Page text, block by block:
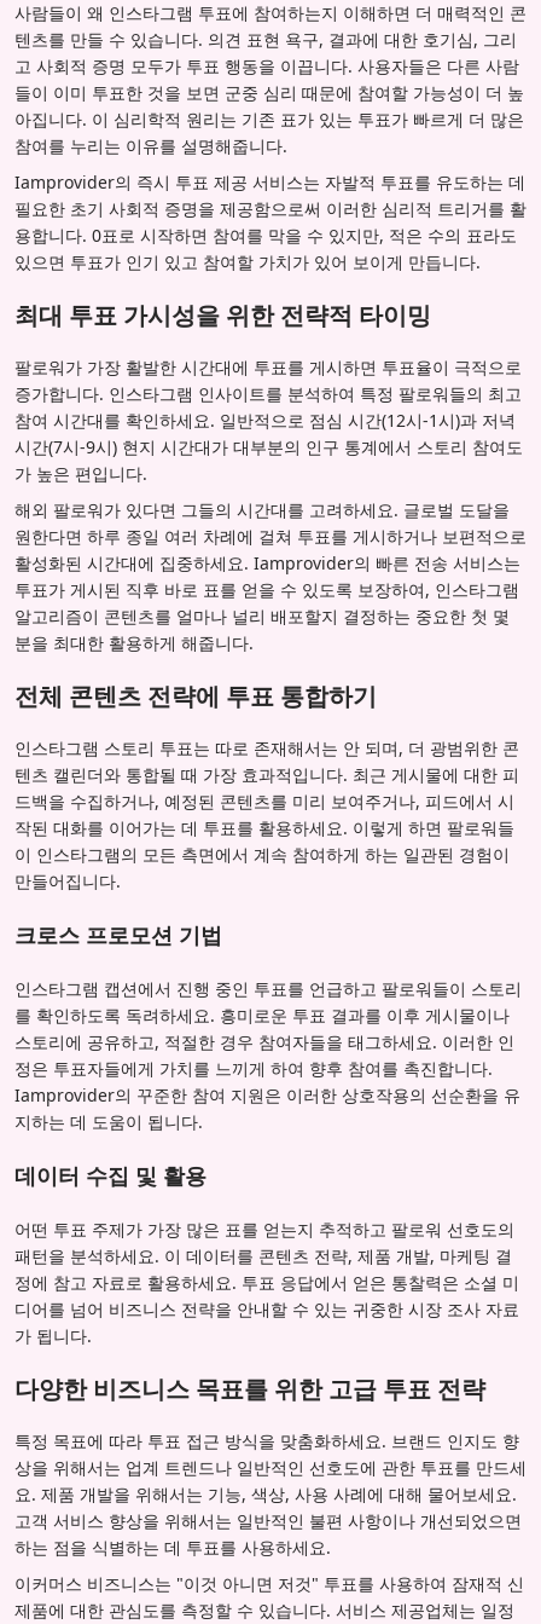
사람들이 왜 인스타그램 투표에 참여하는지 이해하면 더 매력적인 콘
텐츠를 만들 수 있습니다. 의견 표현 욕구, 결과에 대한 호기심, 그리
고 사회적 증명 모두가 투표 행동을 이끕니다. 사용자들은 다른 사람
들이 이미 투표한 것을 보면 군중 심리 때문에 참여할 가능성이 더 높
아집니다. 이 심리학적 원리는 기존 표가 있는 투표가 빠르게 더 많은
참여를 누리는 이유를 설명해줍니다.
Iamprovider의 즉시 투표 제공 서비스는 자발적 투표를 유도하는 데
필요한 초기 사회적 증명을 제공함으로써 이러한 심리적 트리거를 활
용합니다. 0표로 시작하면 참여를 막을 수 있지만, 적은 수의 표라도
있으면 투표가 인기 있고 참여할 가치가 있어 보이게 만듭니다.
최대 투표 가시성을 위한 전략적 타이밍
팔로워가 가장 활발한 시간대에 투표를 게시하면 투표율이 극적으로
증가합니다. 인스타그램 인사이트를 분석하여 특정 팔로워들의 최고
참여 시간대를 확인하세요. 일반적으로 점심 시간(12시-1시)과 저녁
시간(7시-9시) 현지 시간대가 대부분의 인구 통계에서 스토리 참여도
가 높은 편입니다.
해외 팔로워가 있다면 그들의 시간대를 고려하세요. 글로벌 도달을
원한다면 하루 종일 여러 차례에 걸쳐 투표를 게시하거나 보편적으로
활성화된 시간대에 집중하세요. Iamprovider의 빠른 전송 서비스는
투표가 게시된 직후 바로 표를 얻을 수 있도록 보장하여, 인스타그램
알고리즘이 콘텐츠를 얼마나 널리 배포할지 결정하는 중요한 첫 몇
분을 최대한 활용하게 해줍니다.
전체 콘텐츠 전략에 투표 통합하기
인스타그램 스토리 투표는 따로 존재해서는 안 되며, 더 광범위한 콘
텐츠 캘린더와 통합될 때 가장 효과적입니다. 최근 게시물에 대한 피
드백을 수집하거나, 예정된 콘텐츠를 미리 보여주거나, 피드에서 시
작된 대화를 이어가는 데 투표를 활용하세요. 이렇게 하면 팔로워들
이 인스타그램의 모든 측면에서 계속 참여하게 하는 일관된 경험이
만들어집니다.
크로스 프로모션 기법
인스타그램 캡션에서 진행 중인 투표를 언급하고 팔로워들이 스토리
를 확인하도록 독려하세요. 흥미로운 투표 결과를 이후 게시물이나
스토리에 공유하고, 적절한 경우 참여자들을 태그하세요. 이러한 인
정은 투표자들에게 가치를 느끼게 하여 향후 참여를 촉진합니다.
Iamprovider의 꾸준한 참여 지원은 이러한 상호작용의 선순환을 유
지하는 데 도움이 됩니다.
데이터 수집 및 활용
어떤 투표 주제가 가장 많은 표를 얻는지 추적하고 팔로워 선호도의
패턴을 분석하세요. 이 데이터를 콘텐츠 전략, 제품 개발, 마케팅 결
정에 참고 자료로 활용하세요. 투표 응답에서 얻은 통찰력은 소셜 미
디어를 넘어 비즈니스 전략을 안내할 수 있는 귀중한 시장 조사 자료
가 됩니다.
다양한 비즈니스 목표를 위한 고급 투표 전략
특정 목표에 따라 투표 접근 방식을 맞춤화하세요. 브랜드 인지도 향
상을 위해서는 업계 트렌드나 일반적인 선호도에 관한 투표를 만드세
요. 제품 개발을 위해서는 기능, 색상, 사용 사례에 대해 물어보세요.
고객 서비스 향상을 위해서는 일반적인 불편 사항이나 개선되었으면
하는 점을 식별하는 데 투표를 사용하세요.
이커머스 비즈니스는 "이것 아니면 저것" 투표를 사용하여 잠재적 신
제품에 대한 관심도를 측정할 수 있습니다. 서비스 제공업체는 일정